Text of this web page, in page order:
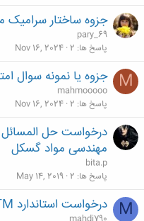
جزوه ساختار سرامیک
pary_69
پاسخ ها 2
Nov 16, 2024
M جزوه یا نمونه سوال
mahmooooo
پاسخ ها 2
Nov 16, 2024
درخواست حل المسائل
مهندسی مواد گسکل
bita.p
پاسخ ها 2
May 14, 2019
M درخواست استاندارد ASTM